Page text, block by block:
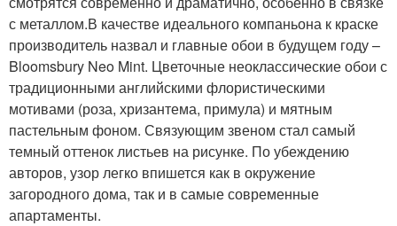
с металлом.В качестве идеального компаньона к краске
производитель назвал и главные обои в будущем году –
Bloomsbury Neo Mint. Цветочные неоклассические обои с
традиционными английскими флористическими
мотивами (роза, хризантема, примула) и мятным
пастельным фоном. Связующим звеном стал самый
темный оттенок листьев на рисунке. По убеждению
авторов, узор легко впишется как в окружение
загородного дома, так и в самые современные
апартаменты.